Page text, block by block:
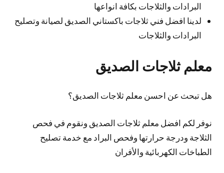
البرادات والثلاجات بكافة انواعها
لدينا افضل فني ثلاجات باكستاني الصديق لصيانة وتصليح
البرادات والثلاجات
معلم ثلاجات الصديق
هل تبحث عن احسن معلم ثلاجات الصديق؟
نوفر لكم افضل معلم ثلاجات الصديق ونقوم في فحص
الثلاجة ودرجة حرارتها وفحص البراد مع خدمة تصليح
الطباخات الكهربائية والأفران